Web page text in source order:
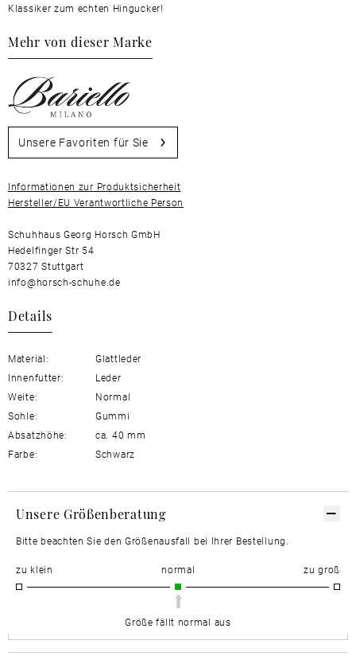
Klassiker zum echten Hingucker!
Mehr von dieser Marke
Unsere Favoriten für Sie
Informationen zur Produktsicherheit
Hersteller/EU Verantwortliche Person
Schuhhaus Georg Horsch GmbH
Hedelfinger Str 54
70327 Stuttgart
info@horsch-schuhe.de
Details
Material:
Glattleder
Innenfutter:
Leder
Weite:
Normal
Sohle:
Gummi
Absatzhöhe:
ca. 40 mm
Farbe:
Schwarz
Unsere Größenberatung
Bitte beachten Sie den Größenausfall bei Ihrer Bestellung.
zu klein normal zu groß
Größe fällt normal aus